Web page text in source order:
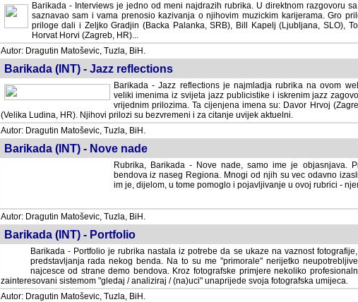
Barikada - Interviews je jedno od meni najdrazih rubrika. U direktnom razgovoru
saznavao sam i vama prenosio kazivanja o njihovim muzickim karijerama. Gro
priloge dali i Zeljko Gradjin (Backa Palanka, SRB), Bill Kapelj (Ljubljana, SLO),
Horvat Horvi (Zagreb, HR)...
Autor: Dragutin Matoševic, Tuzla, BiH.
Barikada (INT) - Jazz reflections
Barikada - Jazz reflections je najmladja rubrika na ovom web
imenima iz svijeta jazz publicistike i iskrenim jazz
vrijednim prilozima. Ta cijenjena imena su: Davor Hrvoj
(Velika Ludina, HR). Njihovi prilozi su bezvremeni i za citanje uvijek aktuelni.
Autor: Dragutin Matoševic, Tuzla, BiH.
Barikada (INT) - Nove nade
Rubrika, Barikada - Nove nade, samo ime je objasnjava.
bendova iz naseg Regiona. Mnogi od njih su vec odavno izasli
je, dijelom, u tome pomoglo i pojavljivanje u ovoj rubrici - njen
Autor: Dragutin Matoševic, Tuzla, BiH.
Barikada (INT) - Portfolio
Barikada - Portfolio je rubrika nastala iz potrebe da se ukaze na vaznost
predstavljanja rada nekog benda. Na to su me "primorale" nerijetko
najcesce od strane demo bendova. Kroz fotografske primjere nekoliko
zainteresovani sistemom "gledaj / analiziraj / (na)uci" unaprijede svoja fotografska umijeca.
Autor: Dragutin Matoševic, Tuzla, BiH.